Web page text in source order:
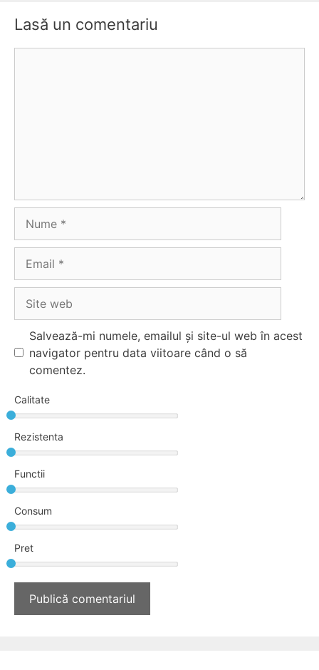
Lasă un comentariu
web
Salvează-mi numele, emailul și site-ul web în acest
navigator pentru data viitoare când o să
comentez.
Calitate
Rezistenta
Functii
Consum
Pret